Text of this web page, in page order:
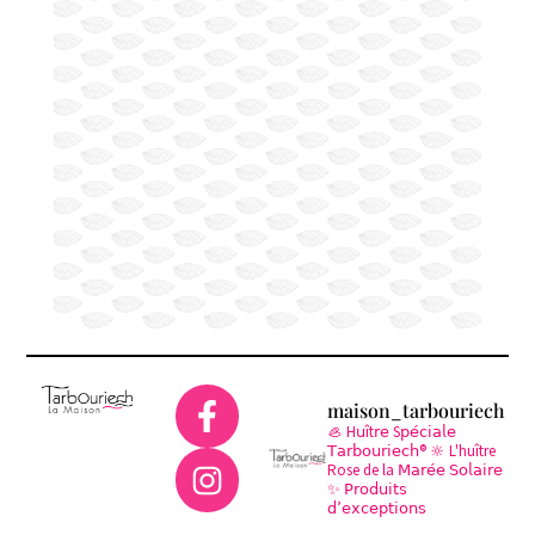
maison_tarbouriech
🦪 H𝗎ît𝗋𝖾 S𝗉𝖾́𝖼𝗂𝖺𝗅𝖾
𝖳𝖺𝗋𝖻𝗈𝗎𝗋𝗂𝖾𝖼𝗁® 🔆 L'huître
Rose de la 𝖬𝖺𝗋𝖾́𝖾 𝖲𝗈𝗅𝖺𝗂𝗋𝖾
✨ 𝖯𝗋𝗈𝖽𝗎𝗂𝗍𝗌
𝖽’𝖾𝗑𝖼𝖾𝗉𝗍𝗂𝗈𝗇𝗌